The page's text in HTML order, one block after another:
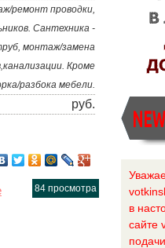
ремонт проводки,
Сантехника -
монтаж/замена
Кроме
разбока мебели.
руб.
84 просмотра
в
сайте